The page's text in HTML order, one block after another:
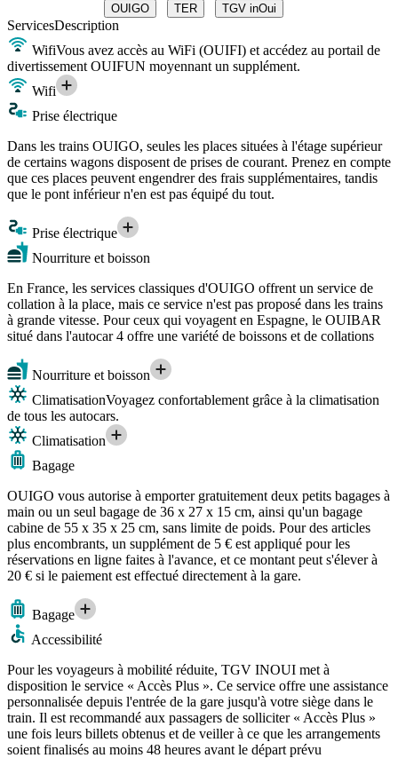
OUIGO TER TGV inOui
ServicesDescription
WifiVous avez accès au WiFi (OUIFI) et accédez au portail de
divertissement OUIFUN moyennant un supplément.
Wifi
Prise électrique
Dans les trains OUIGO, seules les places situées à l'étage supérieur
de certains wagons disposent de prises de courant. Prenez en compte
que ces places peuvent engendrer des frais supplémentaires, tandis
que le pont inférieur n'en est pas équipé du tout.
Prise électrique
Nourriture et boisson
En France, les services classiques d'OUIGO offrent un service de
collation à la place, mais ce service n'est pas proposé dans les trains
à grande vitesse. Pour ceux qui voyagent en Espagne, le OUIBAR
situé dans l'autocar 4 offre une variété de boissons et de collations
Nourriture et boisson
ClimatisationVoyagez confortablement grâce à la climatisation
de tous les autocars.
Climatisation
Bagage
OUIGO vous autorise à emporter gratuitement deux petits bagages à
main ou un seul bagage de 36 x 27 x 15 cm, ainsi qu'un bagage
cabine de 55 x 35 x 25 cm, sans limite de poids. Pour des articles
plus encombrants, un supplément de 5 € est appliqué pour les
réservations en ligne faites à l'avance, et ce montant peut s'élever à
20 € si le paiement est effectué directement à la gare.
Bagage
Accessibilité
Pour les voyageurs à mobilité réduite, TGV INOUI met à
disposition le service « Accès Plus ». Ce service offre une assistance
personnalisée depuis l'entrée de la gare jusqu'à votre siège dans le
train. Il est recommandé aux passagers de solliciter « Accès Plus »
une fois leurs billets obtenus et de veiller à ce que les arrangements
soient finalisés au moins 48 heures avant le départ prévu